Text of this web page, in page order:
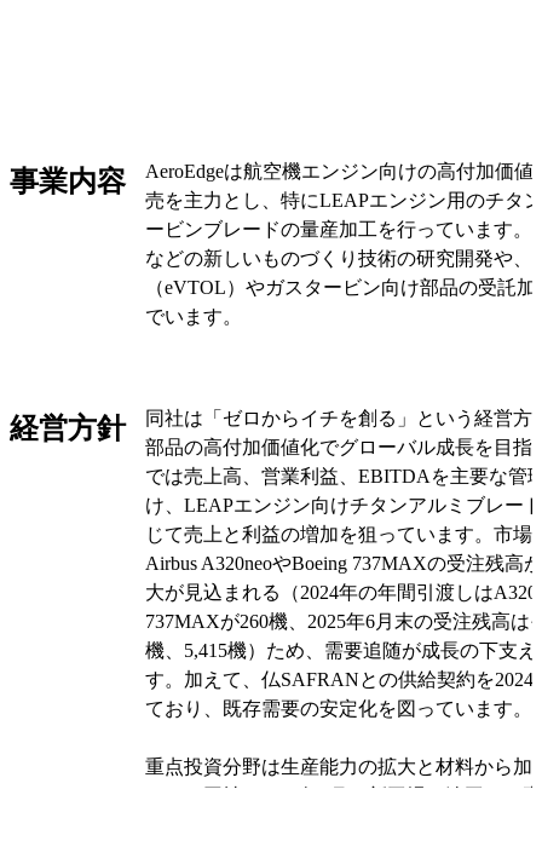
事業内容
AeroEdgeは航空機エンジン向けの高付加価値
売を主力とし、特にLEAPエンジン用のチタ
ービンブレードの量産加工を行っています。
などの新しいものづくり技術の研究開発や、
（eVTOL）やガスタービン向け部品の受託
でいます。
SAFRANとの契約によりLEAPエンジン向け
合を供給しています。売上はLEAPや当該エ
機種（Airbus A320neo、Boeing 737MAX）の
契約で価格や発注見込みが示されること、材
る仕組みが利益率を支える点が収益構造の特
同社は事業を単一の「加工事業」として構成
航空機エンジン部品加工とその他加工の二分
す。最適な工程設計、専用工具の開発、特殊
検査や品質管理体制の整備を自社で行うこと
いチタンアルミ材の高精度加工を実現し、グ
ない供給者の一角としての競争力を有してい
オリジナルを見る
経営方針
同社は「ゼロからイチを創る」という経営方
部品の高付加価値化でグローバル成長を目指
では売上高、営業利益、EBITDAを主要な管
け、LEAPエンジン向けチタンアルミブレー
じて売上と利益の増加を狙っています。市場
Airbus A320neoやBoeing 737MAXの受注残高
大が見込まれる（2024年の年間引渡しは
737MAXが260機、2025年6月末の受注残高は
機、5,415機）ため、需要追随が成長の下支
す。加えて、仏SAFRANとの供給契約を2024
ており、既存需要の安定化を図っています。
重点投資分野は生産能力の拡大と材料から加